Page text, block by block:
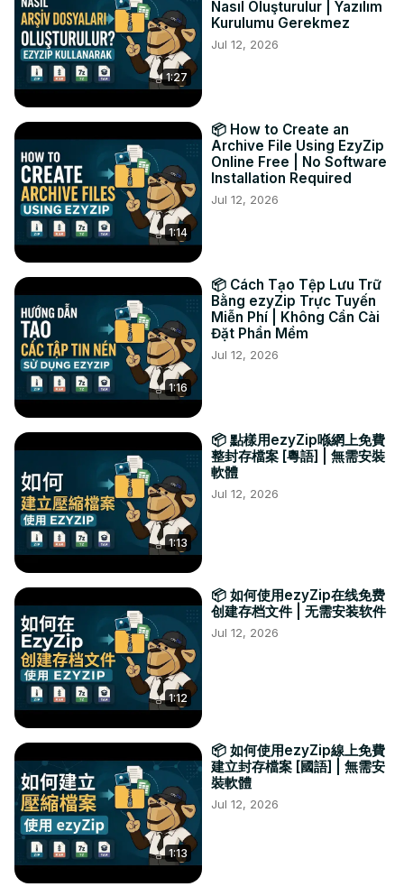
seleccionada.
#convertir #mp4 #webm
Twitter: https://twitter.com/ezyzip
FACEBOOK: https://www.facebook.com/ezyzip/
https://www.linkedin.com/showcase/ezyzip/
1:27
Nasıl Oluşturulur | Yazılım
Kurulumu Gerekmez
Jul 12, 2026
1:14
📦 How to Create an
Archive File Using EzyZip
Online Free | No Software
Installation Required
Jul 12, 2026
1:16
📦 Cách Tạo Tệp Lưu Trữ
Bằng ezyZip Trực Tuyến
Miễn Phí | Không Cần Cài
Đặt Phần Mềm
Jul 12, 2026
1:13
📦 點樣用ezyZip喺網上免費
整封存檔案 [粵語] | 無需安裝
軟體
Jul 12, 2026
1:12
📦 如何使用ezyZip在线免费
创建存档文件 | 无需安装软件
Jul 12, 2026
1:13
📦 如何使用ezyZip線上免費
建立封存檔案 [國語] | 無需安
裝軟體
Jul 12, 2026